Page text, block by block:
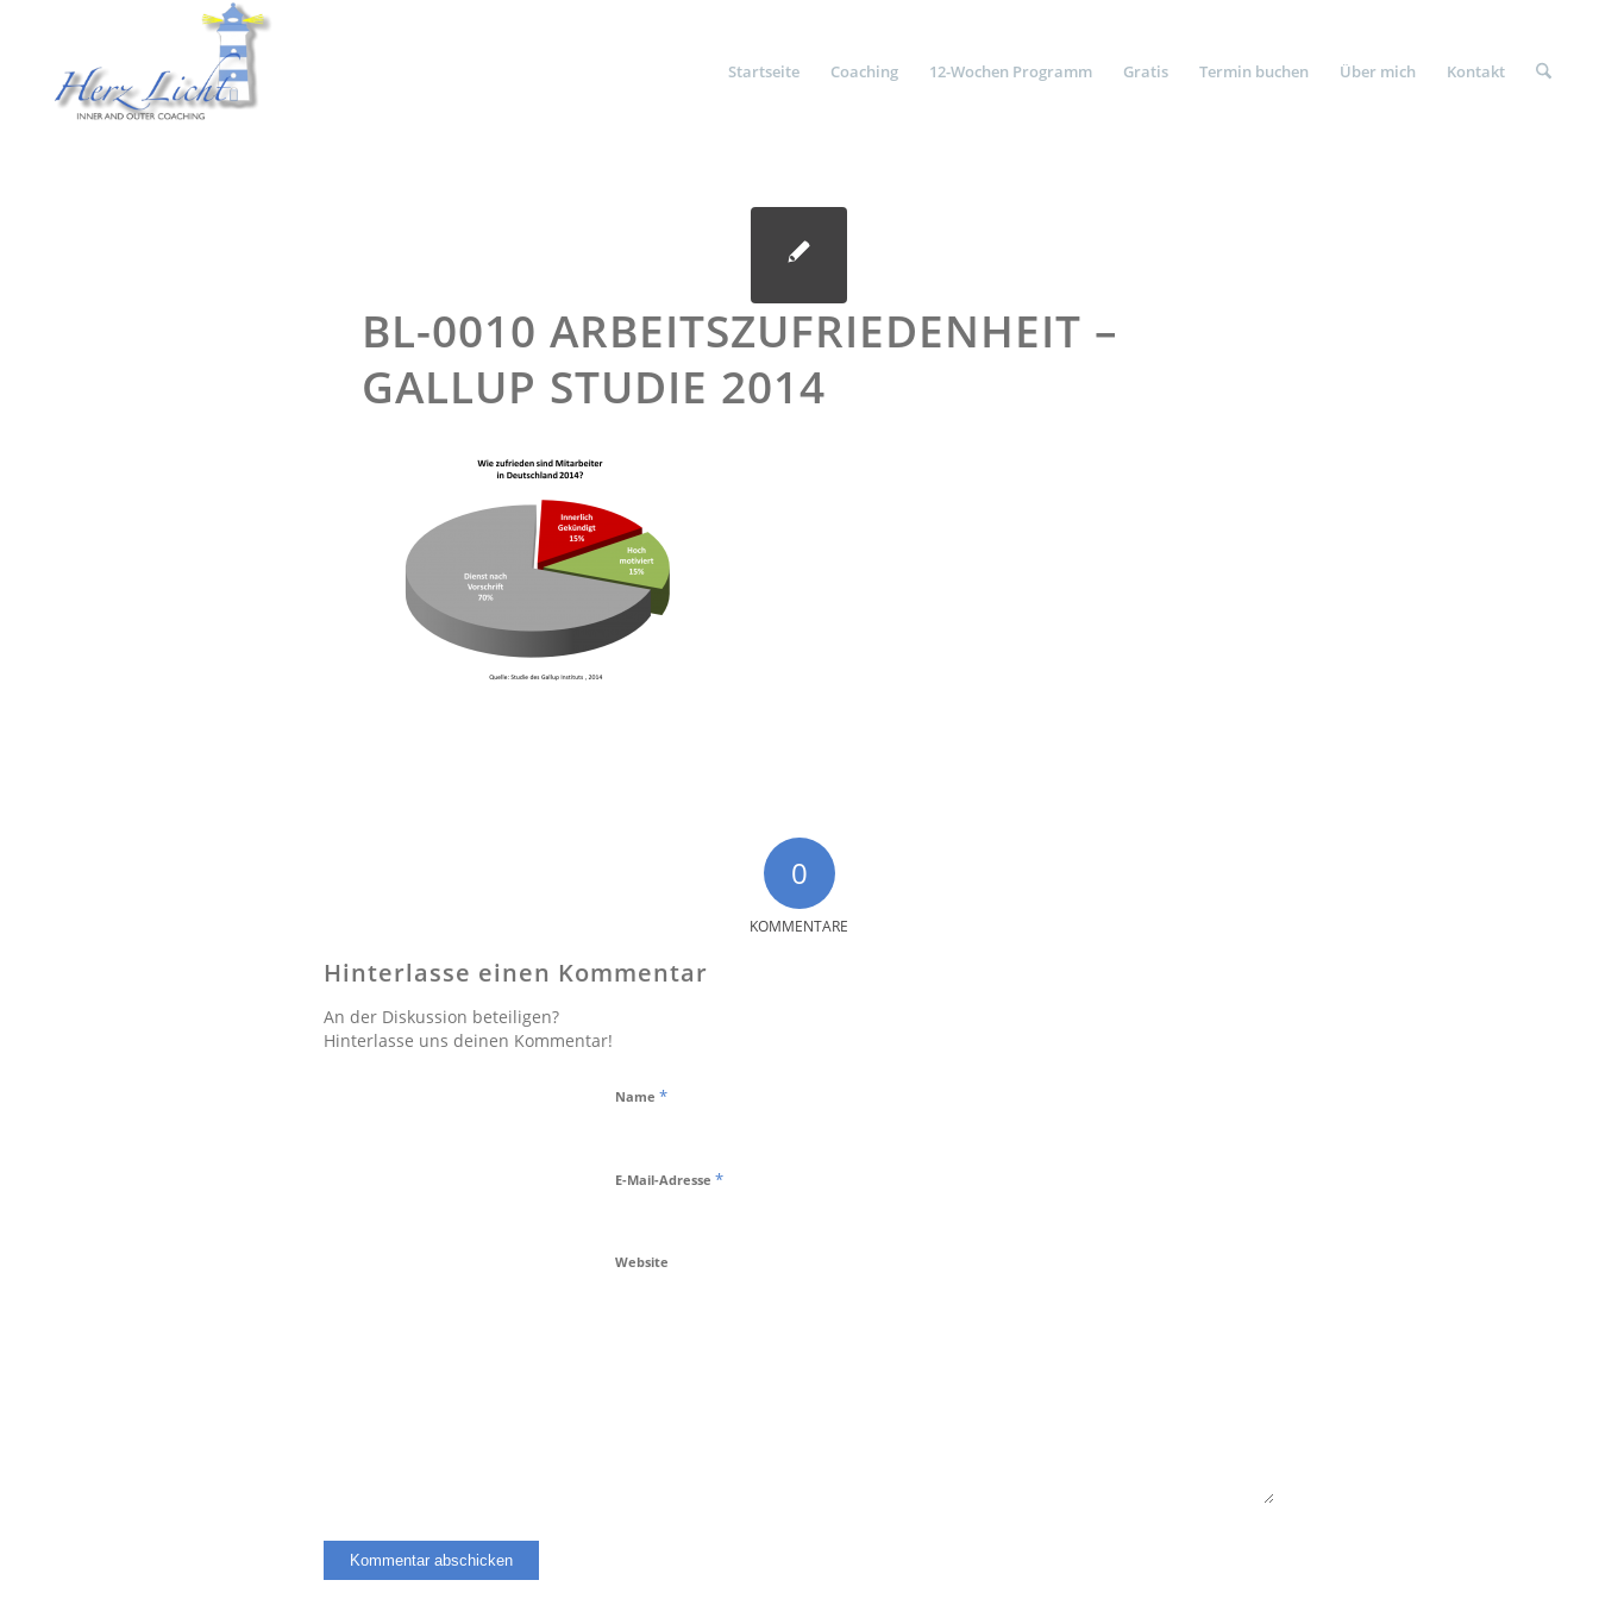
Startseite Coaching 12-Wochen Programm Gratis Termin buchen Über mich Kontakt
BL-0010 ARBEITSZUFRIEDENHEIT –
GALLUP STUDIE 2014
0
KOMMENTARE
Hinterlasse einen Kommentar
An der Diskussion beteiligen?
Hinterlasse uns deinen Kommentar!
Name *
E-Mail-Adresse *
Website